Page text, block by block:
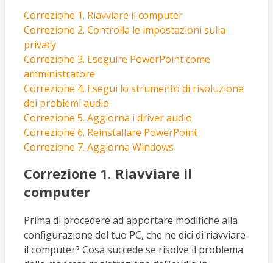
Correzione 1. Riavviare il computer
Correzione 2. Controlla le impostazioni sulla
privacy
Correzione 3. Eseguire PowerPoint come
amministratore
Correzione 4. Esegui lo strumento di risoluzione
dei problemi audio
Correzione 5. Aggiorna i driver audio
Correzione 6. Reinstallare PowerPoint
Correzione 7. Aggiorna Windows
Correzione 1. Riavviare il
computer
Prima di procedere ad apportare modifiche alla
configurazione del tuo PC, che ne dici di riavviare
il computer? Cosa succede se risolve il problema